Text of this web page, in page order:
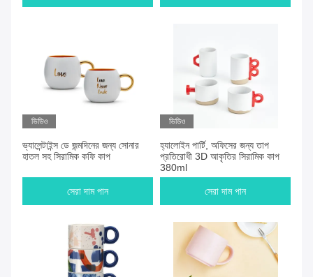
ভিডিও
ভ্যালেন্টাইন্স ডে জন্মদিনের জন্য সোনার
হাতল সহ সিরামিক কফি কাপ
সেরা দাম পান
ভিডিও
হ্যালোইন পার্টি, অফিসের জন্য তাপ
প্রতিরোধী 3D আকৃতির সিরামিক কাপ
380ml
সেরা দাম পান